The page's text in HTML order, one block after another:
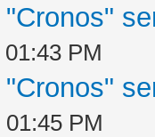
PM
PM